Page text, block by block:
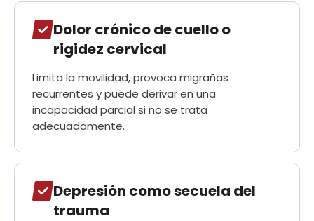
Dolor crónico de cuello o
rigidez cervical
Limita la movilidad, provoca migrañas
recurrentes y puede derivar en una
incapacidad parcial si no se trata
adecuadamente.
Depresión como secuela del
trauma